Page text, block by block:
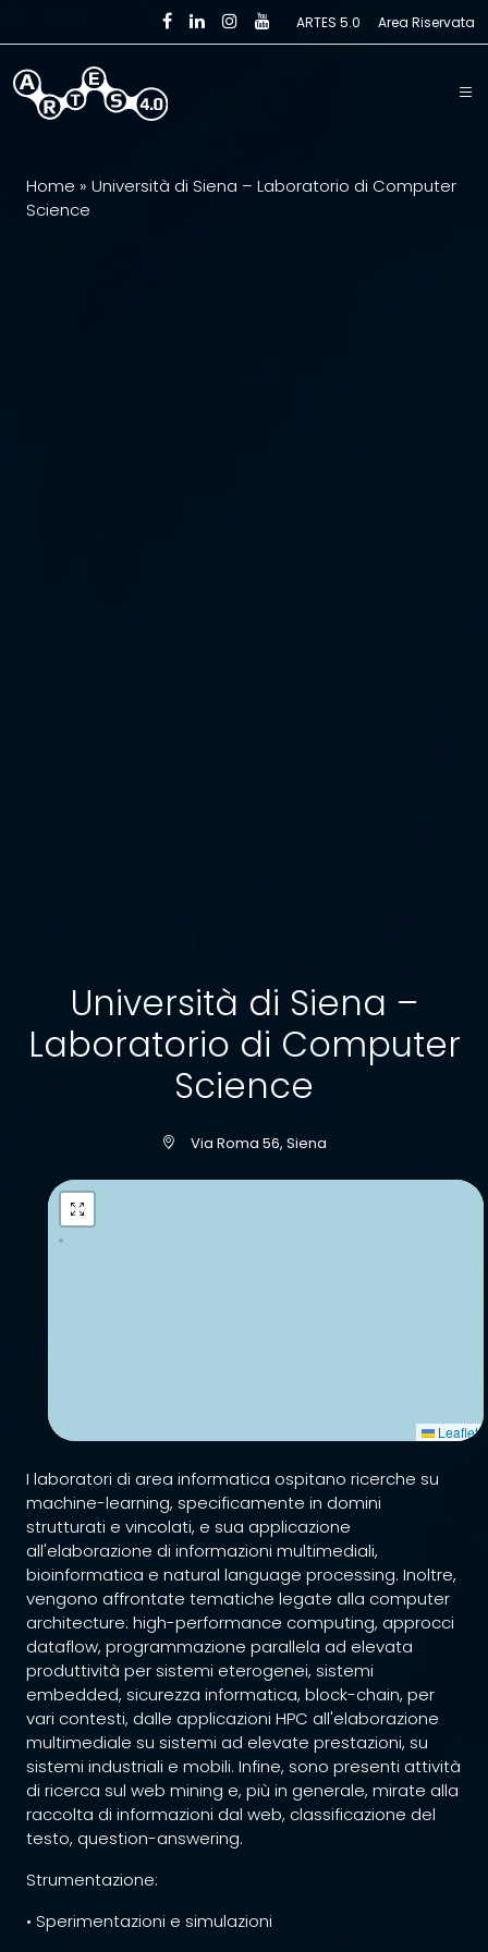
Skip to main content ARTES 5.0 Area Riservata
Home » Università di Siena – Laboratorio di Computer
Science
Università di Siena –
Laboratorio di Computer
Science
Via Roma 56, Siena
Leaflet
I laboratori di area informatica ospitano ricerche su
machine-learning, specificamente in domini
strutturati e vincolati, e sua applicazione
all'elaborazione di informazioni multimediali,
bioinformatica e natural language processing. Inoltre,
vengono affrontate tematiche legate alla computer
architecture: high-performance computing, approcci
dataflow, programmazione parallela ad elevata
produttività per sistemi eterogenei, sistemi
embedded, sicurezza informatica, block-chain, per
vari contesti, dalle applicazioni HPC all'elaborazione
multimediale su sistemi ad elevate prestazioni, su
sistemi industriali e mobili. Infine, sono presenti attività
di ricerca sul web mining e, più in generale, mirate alla
raccolta di informazioni dal web, classificazione del
testo, question-answering.
Strumentazione:
• Sperimentazioni e simulazioni